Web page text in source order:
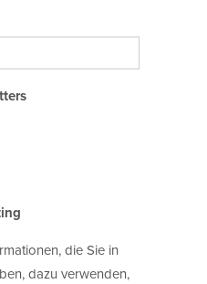
die Sie in
dazu verwenden,